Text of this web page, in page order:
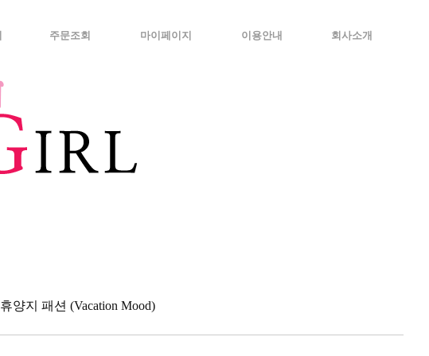
주문조회 마이페이지 이용안내 회사소개
휴양지 패션 (Vacation Mood)